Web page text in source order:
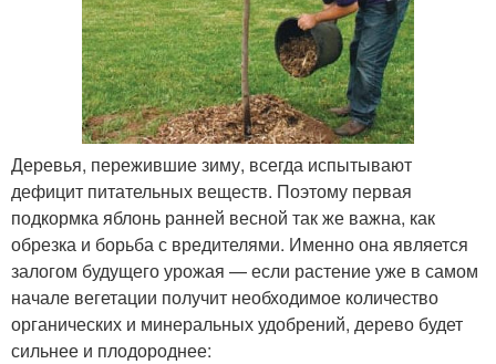
Деревья, пережившие зиму, всегда испытывают
дефицит питательных веществ. Поэтому первая
подкормка яблонь ранней весной так же важна, как
обрезка и борьба с вредителями. Именно она является
залогом будущего урожая — если растение уже в самом
начале вегетации получит необходимое количество
органических и минеральных удобрений, дерево будет
сильнее и плодороднее: